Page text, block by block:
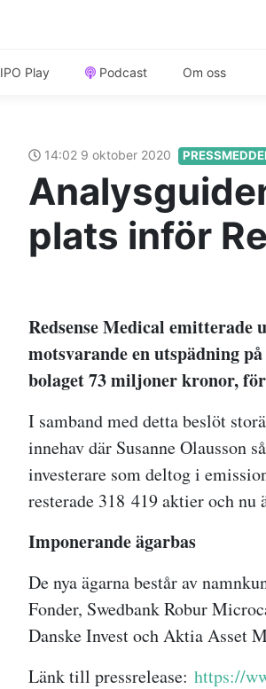
IPO Play Podcast Om oss
14:02 9 oktober 2020
plats inför
Redsense Medical emitterade
motsvarande en utspädning
bolaget 73 miljoner kronor,
I samband med detta beslöt
innehav där Susanne
investerare som deltog i
resterade 318 419 aktier och nu
Imponerande ägarbas
De nya ägarna består av
Fonder, Swedbank Robur
Danske Invest och Aktia Asset
Länk till pressrelease: https://